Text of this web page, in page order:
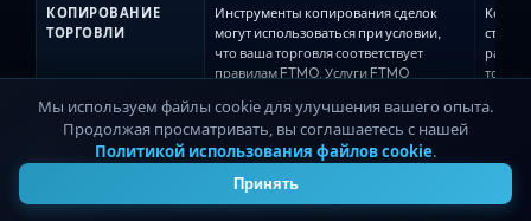
КОПИРОВАНИЕ
ТОРГОВЛИ
Инструменты копирования сделок
могут использоваться при условии,
что ваша торговля соответствует
правилам FTMO. Услуги FTMO
использования: вы не должны
позволять третьим лицам получать
доступ к вашим счетам или торговать
манипулятивные торговые схемы
том
быть
Мы используем файлы cookie для улучшения вашего опыта.
Продолжая просматривать, вы соглашаетесь с нашей
Политикой использования файлов cookie.
Принять